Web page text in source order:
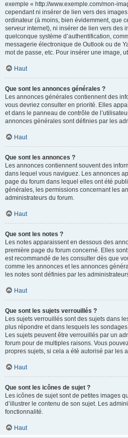
exemple « http://www.exemple.com/mon-
cependant ni insérer de lien vers des
ordinateur (à moins, bien évidemment, que
serveur internet), ni insérer de lien vers des
quelconque système d’authentification,
messagerie électronique de Outlook ou de
mot de passe, etc. Pour insérer une image,
Haut
Que sont les annonces générales ?
Les annonces générales contiennent des
vous devriez consulter en priorité. Elles
et dans le panneau de contrôle de
annonces générales sont définies par les
Haut
Que sont les annonces ?
Les annonces contiennent souvent des
dans lequel vous naviguez. Les annonces
page du forum dans lequel elles ont été
générales, les permissions concernant les
administrateurs du forum.
Haut
Que sont les notes ?
Les notes apparaissent en dessous des
première page du forum concerné. Elles
est recommandé de les consulter dès que
comme les annonces et les annonces
les notes sont définies par les
Haut
Que sont les sujets verrouillés ?
Les sujets verrouillés sont des sujets dans
plus répondre et dans lesquels les
Les sujets peuvent être verrouillés par un
forum pour de multiples raisons. Vous
propres sujets, si cela a été autorisé par les
Haut
Que sont les icônes de sujet ?
Les icônes de sujet sont de petites images
d’illustrer le contenu de son sujet. Les
fonctionnalité.
Haut